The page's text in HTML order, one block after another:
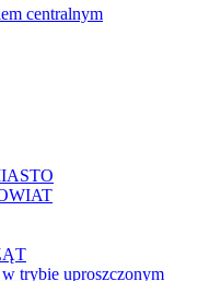
centralnym
trybie uproszczonym